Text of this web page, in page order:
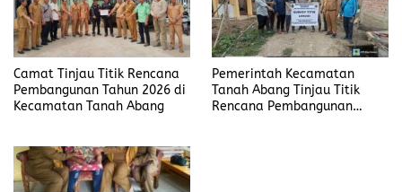
Camat Tinjau Titik Rencana
Pembangunan Tahun 2026 di
Kecamatan Tanah Abang
Pemerintah Kecamatan
Tanah Abang Tinjau Titik
Rencana Pembangunan